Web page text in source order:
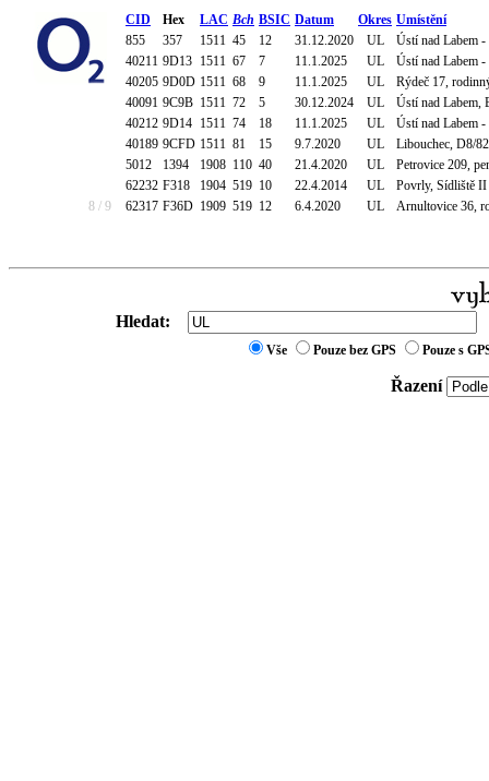
CID Hex LAC Bch BSIC Datum Okres Umístění
855
357 1511 45 12 31.12.2020 UL
Ústí nad Labem
40211 9D13 1511 67 7 11.1.2025 UL
Ústí nad Labem
40205 9D0D 1511 68 9 11.1.2025 UL
Rýdeč 17,
40091 9C9B 1511 72 5 30.12.2024 UL
Ústí nad Labem,
40212 9D14 1511 74 18 11.1.2025 UL
Ústí nad Labem
40189 9CFD 1511 81 15 9.7.2020 UL
Libouchec, D8/
5012
1394 1908 110 40 21.4.2020 UL
Petrovice 209,
62232 F318 1904 519 10 22.4.2014 UL
Povrly, Sídliště II
8 / 9
62317 F36D 1909 519 12 6.4.2020 UL Arnultovice 36,
Hledat:
Vše Pouze bez GPS Pouze s
Řazení